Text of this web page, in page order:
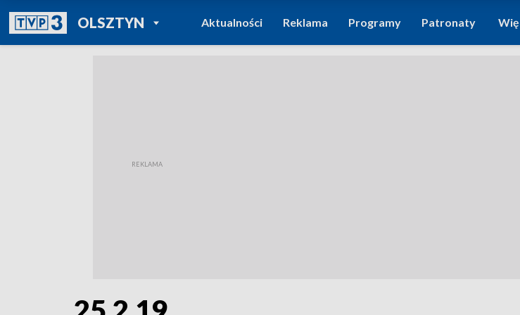
OLSZTYNPOWRÓT DO
TVP REGIONY
Aktualności Reklama Programy Patronaty